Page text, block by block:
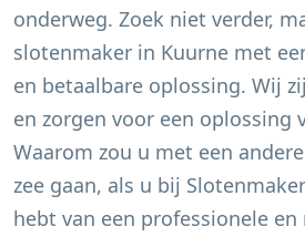
onderweg. Zoek niet verder,
slotenmaker in Kuurne met
en betaalbare oplossing. Wij
en zorgen voor een oplossing
Waarom zou u met een
zee gaan, als u bij
hebt van een professionele en